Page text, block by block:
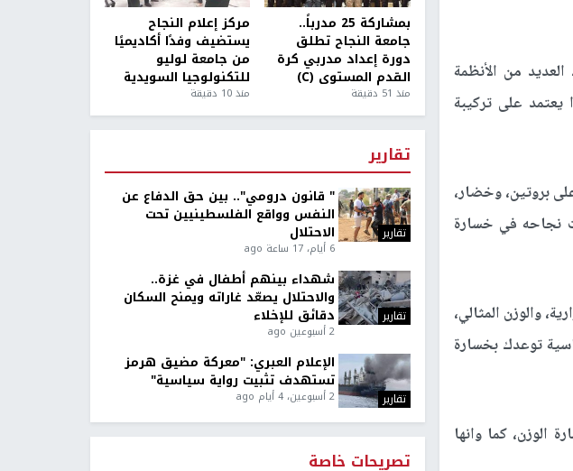
من الأنظمة
يعتمد على تركيبة
بروتين، وخضار،
نجاحه في خسارة
والوزن المثالي،
توعدك بخسارة
الوزن، كما وانها
بمشاركة 25 مدرباً..
جامعة النجاح تطلق
دورة إعداد مدربي كرة
القدم المستوى (C)
منذ 51 دقيقة
مركز إعلام النجاح
يستضيف وفدًا أكاديميًا
من جامعة لوليو
للتكنولوجيا السويدية
منذ 10 دقيقة
تقارير
تقارير
" قانون درومي".. بين حق الدفاع عن
النفس وواقع الفلسطينيين تحت
الاحتلال
6 أيام، 17 ساعة ago
تقارير
شهداء بينهم أطفال في غزة..
والاحتلال يصعّد غاراته ويمنح السكان
دقائق للإخلاء
2 أسبوعين ago
تقارير
الإعلام العبري: "معركة مضيق هرمز
تستهدف تثبيت رواية سياسية"
2 أسبوعين، 4 أيام ago
تصريحات خاصة